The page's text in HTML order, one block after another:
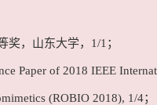
，山东大学，1/1；
Paper of 2018 IEEE
(ROBIO 2018), 1/4；